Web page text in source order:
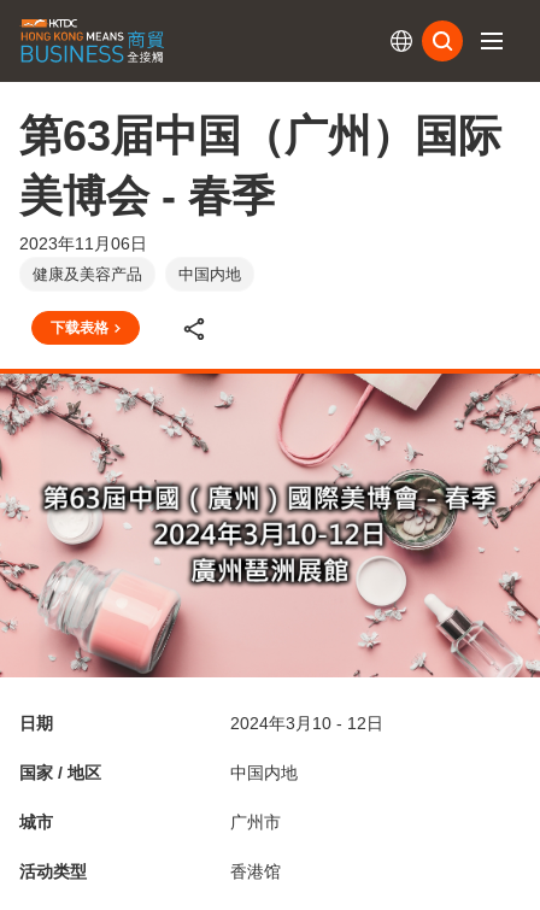
第63届中国（广州）国际
美博会 - 春季
2023年11月06日
健康及美容产品 中国内地
下载表格
日期 2024年3月10 - 12日
国家 / 地区 中国内地
城市 广州市
活动类型 香港馆